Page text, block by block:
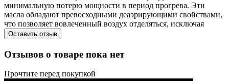
минимальную потерю мощности в период прогрева. Эти
масла обладают превосходными деаэрирующими свойствами,
что позволяет вовлеченный воздух отделяться, исключая
Оставить отзыв
Отзывов о товаре пока нет
Прочтите перед покупкой